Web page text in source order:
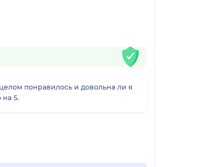
понравилось и довольна ли я
5.